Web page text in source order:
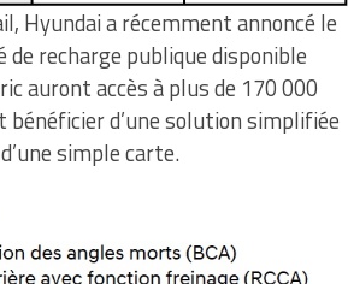
Hyundai a récemment annoncé le
de recharge publique disponible
auront accès à plus de 170 000
d’une solution simplifiée
simple carte.